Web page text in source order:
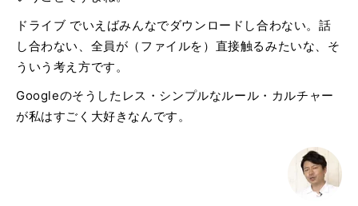
ドライブ でいえばみんなでダウンロードし合わない。話
し合わない、全員が（ファイルを）直接触るみたいな、そ
ういう考え方です。
Googleのそうしたレス・シンプルなルール・カルチャー
が私はすごく大好きなんです。